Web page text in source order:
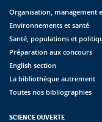
Organisation, management
Environnements et santé
Santé, populations et
Préparation aux concours
English section
La bibliothèque autrement
Toutes nos bibliographies
SCIENCE OUVERTE